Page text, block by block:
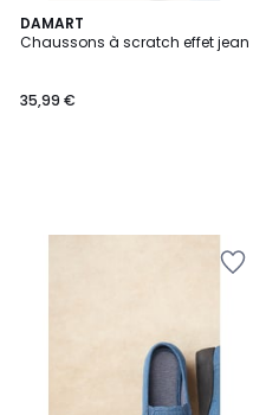
DAMART
Chaussons à scratch effet jean
35,99 €